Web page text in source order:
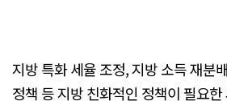
지방 특화 세율 조정, 지방 소득 재분
정책 등 지방 친화적인 정책이 필요